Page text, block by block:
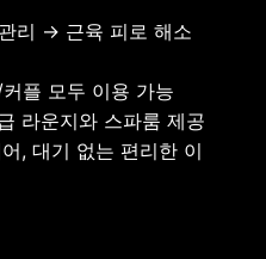
리 → 근육 피로 해소
플 모두 이용 가능
라운지와 스파룸 제공
, 대기 없는 편리한 이